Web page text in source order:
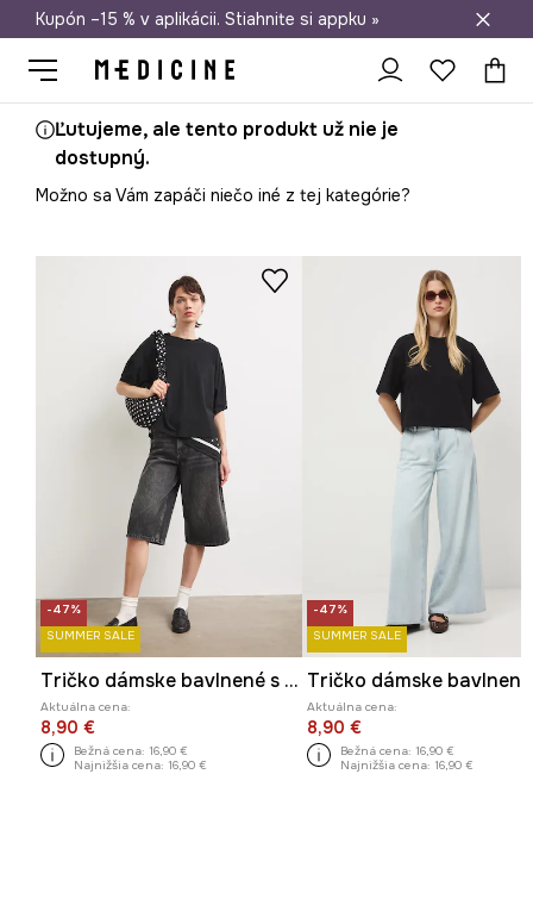
Doprava zadarmo od 50 €
Kupón –15 % v aplikácii. Stiahnite si appku »
Ľutujeme, ale tento produkt už nie je
dostupný.
Možno sa Vám zapáči niečo iné z tej kategórie?
-47%
SUMMER SALE
Tričko dámske bavlnené s elastanom
Aktuálna cena:
8,90 €
Bežná cena: 16,90 €
Najnižšia cena: 16,90 €
-47%
SUMMER SALE
Tričko dámske bavlnené
Aktuálna cena:
8,90 €
Bežná cena: 16,90 €
Najnižšia cena: 16,90 €